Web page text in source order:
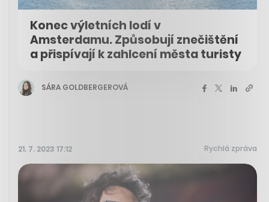
Konec výletních lodí v
Amsterdamu. Způsobují znečištění
a přispívají k zahlcení města turisty
SÁRA GOLDBERGEROVÁ
21. 7. 2023 17:12 Rychlá zpráva